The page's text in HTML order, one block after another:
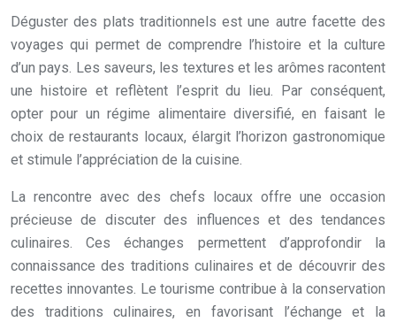
Déguster des plats traditionnels est une autre facette des
voyages qui permet de comprendre l’histoire et la culture
d’un pays. Les saveurs, les textures et les arômes racontent
une histoire et reflètent l’esprit du lieu. Par conséquent,
opter pour un régime alimentaire diversifié, en faisant le
choix de restaurants locaux, élargit l’horizon gastronomique
et stimule l’appréciation de la cuisine.
La rencontre avec des chefs locaux offre une occasion
précieuse de discuter des influences et des tendances
culinaires. Ces échanges permettent d’approfondir la
connaissance des traditions culinaires et de découvrir des
recettes innovantes. Le tourisme contribue à la conservation
des traditions culinaires, en favorisant l’échange et la